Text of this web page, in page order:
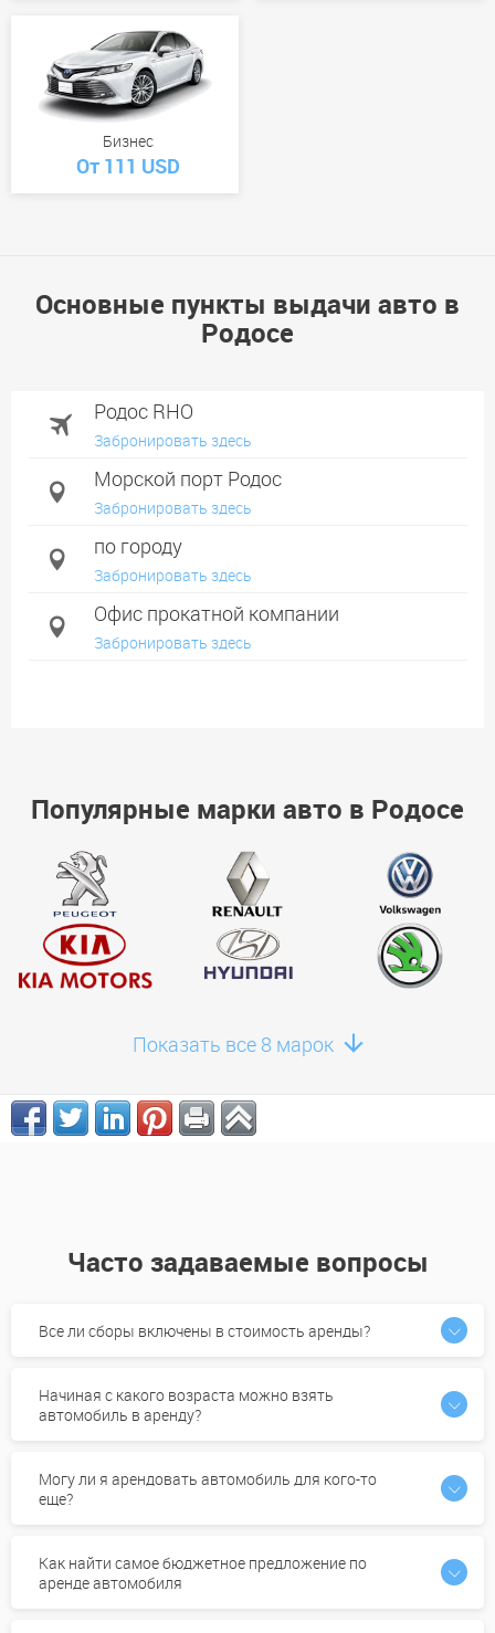
Бизнес
От 111 USD
Основные пункты выдачи авто в
Родосе
Родос RHO
Забронировать здесь
Морской порт Родос
Забронировать здесь
по городу
Забронировать здесь
Офис прокатной компании
Забронировать здесь
Популярные марки авто в Родосе
Показать все 8 марок
Часто задаваемые вопросы
Все ли сборы включены в стоимость аренды?
Начиная с какого возраста можно взять
автомобиль в аренду?
Могу ли я арендовать автомобиль для кого-то
еще?
Как найти самое бюджетное предложение по
аренде автомобиля